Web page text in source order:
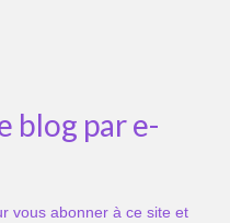
blog par e-
vous abonner à ce site et